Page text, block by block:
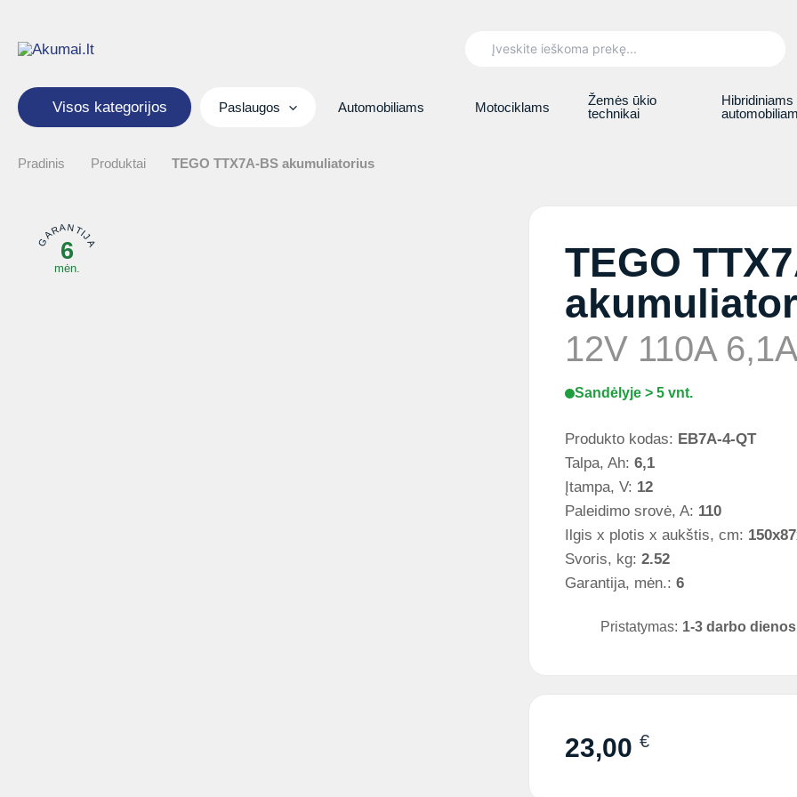
turinio
Visos kategorijos Paslaugos Automobiliams Motociklams
Žemės ūkio
technikai
Hibridiniams
Pradinis Produktai TEGO TTX7A-BS akumuliatorius
GARANTIJA
6
mėn.
TEGO
12V 110A
Sandėlyje > 5 vnt.
Produkto kodas: EB7A-4-QT
Talpa, Ah: 6,1
Įtampa, V: 12
Paleidimo srovė, A: 110
Ilgis x plotis x aukštis, cm:
Svoris, kg: 2.52
Garantija, mėn.: 6
Pristatymas: 1-3 darbo dienos
23,00 €